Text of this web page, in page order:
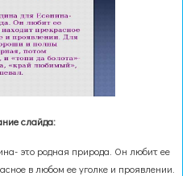
слайда:
это родная природа. Он любит ее
в любом ее уголке и проявлении.